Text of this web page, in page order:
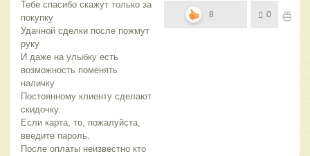
Тебе спасибо скажут только за
покупку
Удачной сделки после пожмут
руку
И даже на улыбку есть
возможность поменять
наличку
Постоянному клиенту сделают
скидочку.
Если карта, то, пожалуйста,
введите пароль.
После оплаты неизвестно кто
8 0